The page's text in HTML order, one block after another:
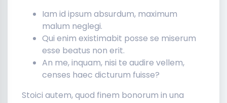
Iam id ipsum absurdum, maximum
malum neglegi.
Qui enim existimabit posse se miserum
esse beatus non erit.
An me, inquam, nisi te audire vellem,
censes haec dicturum fuisse?
Stoici autem, quod finem bonorum in una